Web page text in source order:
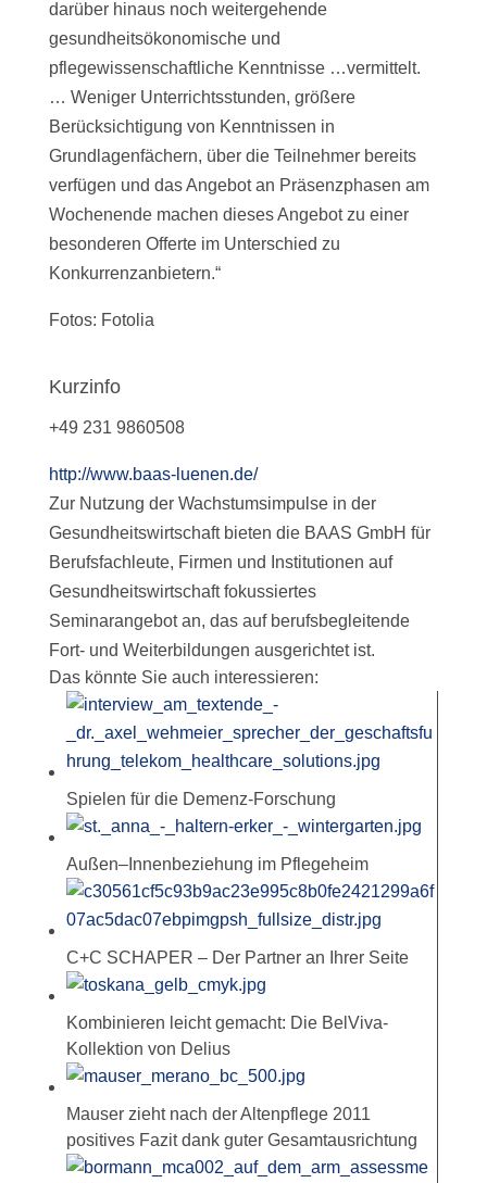
darüber hinaus noch weitergehende
gesundheitsökonomische und
pflegewissenschaftliche Kenntnisse …vermittelt.
… Weniger Unterrichtsstunden, größere
Berücksichtigung von Kenntnissen in
Grundlagenfächern, über die Teilnehmer bereits
verfügen und das Angebot an Präsenzphasen am
Wochenende machen dieses Angebot zu einer
besonderen Offerte im Unterschied zu
Konkurrenzanbietern.“
Fotos: Fotolia
Kurzinfo
+49 231 9860508
http://www.baas-luenen.de/
Zur Nutzung der Wachstumsimpulse in der
Gesundheitswirtschaft bieten die BAAS GmbH für
Berufsfachleute, Firmen und Institutionen auf
Gesundheitswirtschaft fokussiertes
Seminarangebot an, das auf berufsbegleitende
Fort- und Weiterbildungen ausgerichtet ist.
Das könnte Sie auch interessieren:
Spielen für die Demenz-Forschung
Außen–Innenbeziehung im Pflegeheim
C+C SCHAPER – Der Partner an Ihrer Seite
Kombinieren leicht gemacht: Die BelViva-
Kollektion von Delius
Mauser zieht nach der Altenpflege 2011
positives Fazit dank guter Gesamtausrichtung